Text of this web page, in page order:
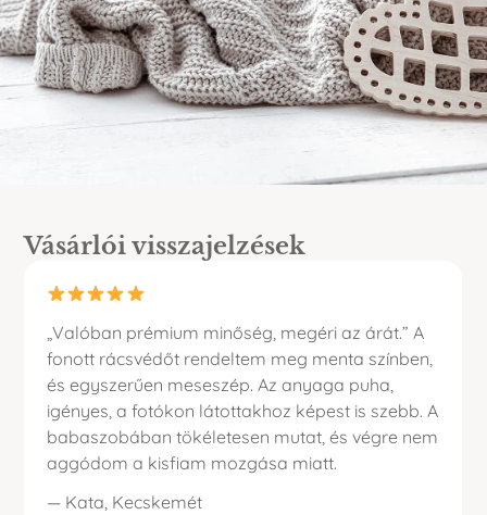
Vásárlói visszajelzések
„Valóban prémium minőség, megéri az árát.” A
fonott rácsvédőt rendeltem meg menta színben,
és egyszerűen meseszép. Az anyaga puha,
igényes, a fotókon látottakhoz képest is szebb. A
babaszobában tökéletesen mutat, és végre nem
aggódom a kisfiam mozgása miatt.
— Kata, Kecskemét